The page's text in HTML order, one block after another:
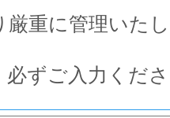
厳重に管理いた
必ずご入力くだ